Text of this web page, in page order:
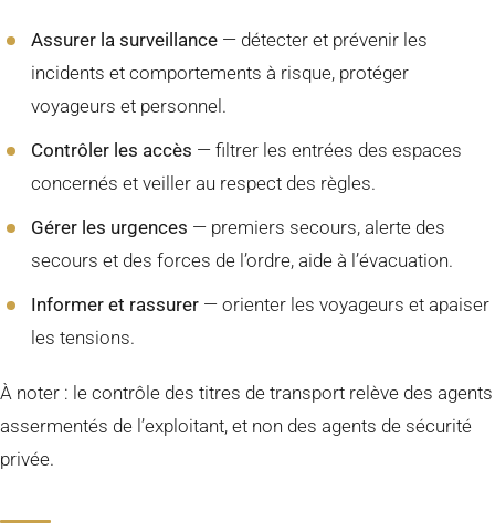
Assurer la surveillance — détecter et prévenir les
incidents et comportements à risque, protéger
voyageurs et personnel.
Contrôler les accès — filtrer les entrées des espaces
concernés et veiller au respect des règles.
Gérer les urgences — premiers secours, alerte des
secours et des forces de l’ordre, aide à l’évacuation.
Informer et rassurer — orienter les voyageurs et apaiser
les tensions.
À noter : le contrôle des titres de transport relève des agents
assermentés de l’exploitant, et non des agents de sécurité
privée.